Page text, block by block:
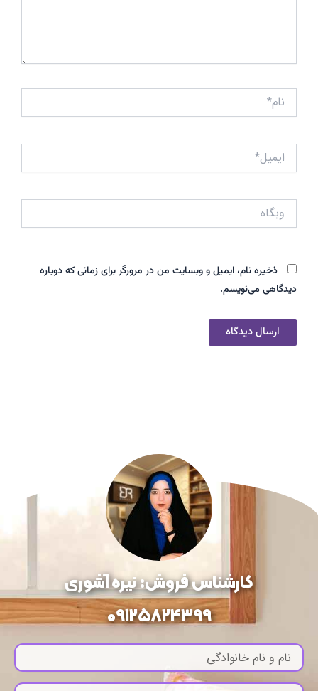
نام*
ایمیل*
ذخیره نام، ایمیل و وبسایت من در مرورگر برای زمانی که دوباره
دیدگاهی می‌نویسم.
کارشناس فروش: نیره آشوری
09125824399